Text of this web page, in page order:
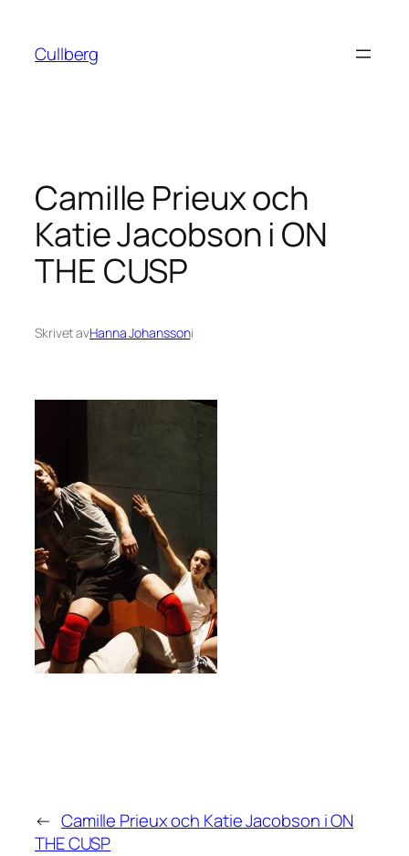
innehåll
Cullberg
Camille Prieux och
Katie Jacobson i ON
THE CUSP
Skrivet avHanna Johanssoni
← Camille Prieux och Katie Jacobson i ON
THE CUSP